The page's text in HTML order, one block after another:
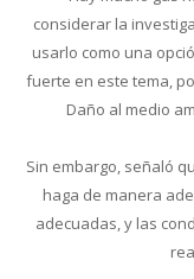
considerar la
usarlo como una
fuerte en este tema,
Daño al medio
Sin embargo, señaló
haga de manera
adecuadas, y las